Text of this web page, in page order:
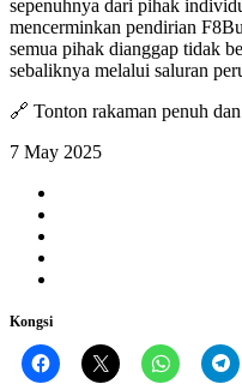
sepenuhnya dari pihak
mencerminkan pendirian
semua pihak dianggap tidak
sebaliknya melalui saluran
🔗 Tonton rakaman penuh
7 May 2025
Kongsi